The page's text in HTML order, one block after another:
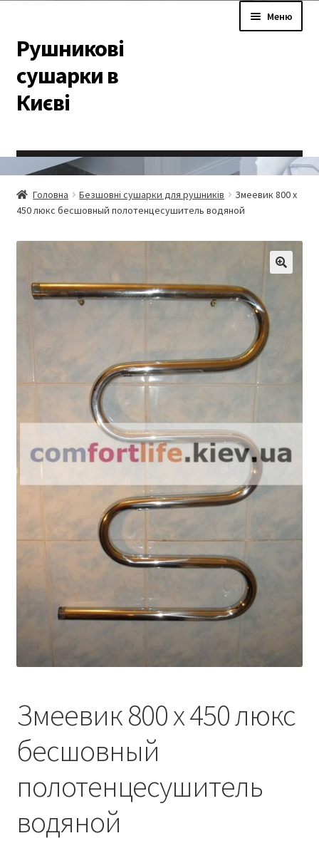
навігації
вмісту
Рушникові
сушарки в
Києві
Меню
Головна
#897 (без назви)
Cart
Checkout
Виготовлення сушарок для рушників з неіржавіючої
сталі на замовлення в Києві
Все про рушникові сушарки
Гарантія
Доставка й оплата
Головна Безшовні сушарки для рушників
Змеевик 800 х
450 люкс бесшовный полотенцесушитель водяной
Змеевик 800 х 450 люкс
бесшовный
полотенцесушитель
водяной